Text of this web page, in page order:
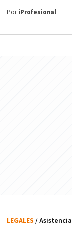
PoriProfesional
LEGALES / Asistencia